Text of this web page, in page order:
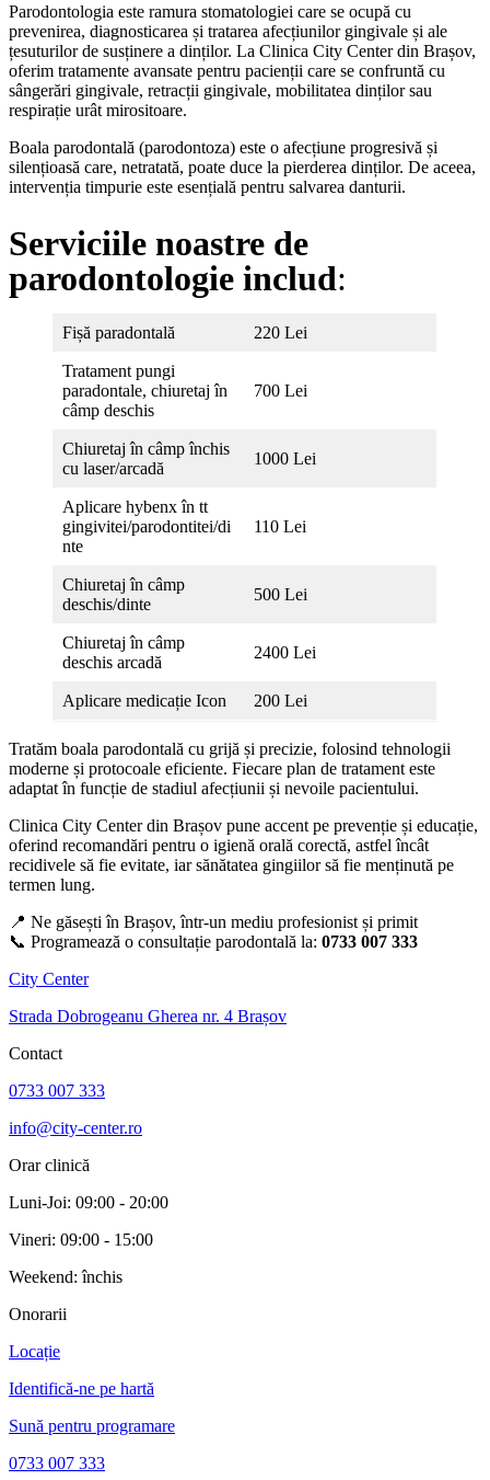
Parodontologia este ramura stomatologiei care se ocupă cu
prevenirea, diagnosticarea și tratarea afecțiunilor gingivale și ale
țesuturilor de susținere a dinților. La Clinica City Center din Brașov,
oferim tratamente avansate pentru pacienții care se confruntă cu
sângerări gingivale, retracții gingivale, mobilitatea dinților sau
respirație urât mirositoare.
Boala parodontală (parodontoza) este o afecțiune progresivă și
silențioasă care, netratată, poate duce la pierderea dinților. De aceea,
intervenția timpurie este esențială pentru salvarea danturii.
Serviciile noastre de
parodontologie includ:
Fișă paradontală 220 Lei
Tratament pungi
paradontale, chiuretaj în
câmp deschis
700 Lei
Chiuretaj în câmp închis
cu laser/arcadă
1000 Lei
Aplicare hybenx în tt
gingivitei/parodontitei/di
nte
110 Lei
Chiuretaj în câmp
deschis/dinte
500 Lei
Chiuretaj în câmp
deschis arcadă
2400 Lei
Aplicare medicație Icon 200 Lei
Tratăm boala parodontală cu grijă și precizie, folosind tehnologii
moderne și protocoale eficiente. Fiecare plan de tratament este
adaptat în funcție de stadiul afecțiunii și nevoile pacientului.
Clinica City Center din Brașov pune accent pe prevenție și educație,
oferind recomandări pentru o igienă orală corectă, astfel încât
recidivele să fie evitate, iar sănătatea gingiilor să fie menținută pe
termen lung.
📍 Ne găsești în Brașov, într-un mediu profesionist și primit
📞 Programează o consultație parodontală la: 0733 007 333
City Center
Strada Dobrogeanu Gherea nr. 4 Brașov
Contact
0733 007 333
info@city-center.ro
Orar clinică
Luni-Joi: 09:00 - 20:00
Vineri: 09:00 - 15:00
Weekend: închis
Onorarii
Locație
Identifică-ne pe hartă
Sună pentru programare
0733 007 333